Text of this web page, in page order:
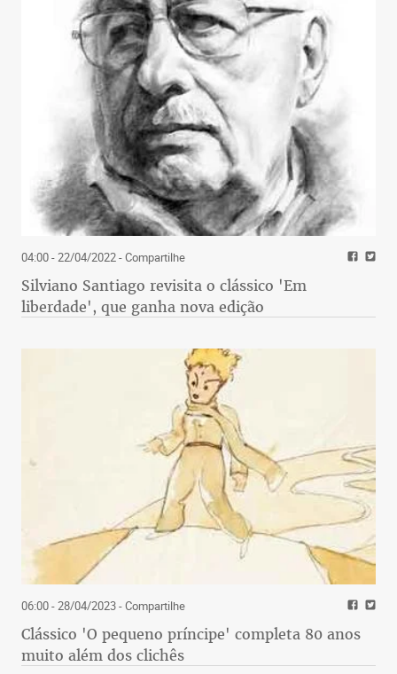
04:00 - 22/04/2022- Compartilhe
Silviano Santiago revisita o clássico 'Em
liberdade', que ganha nova edição
06:00 - 28/04/2023- Compartilhe
Clássico 'O pequeno príncipe' completa 80 anos
muito além dos clichês